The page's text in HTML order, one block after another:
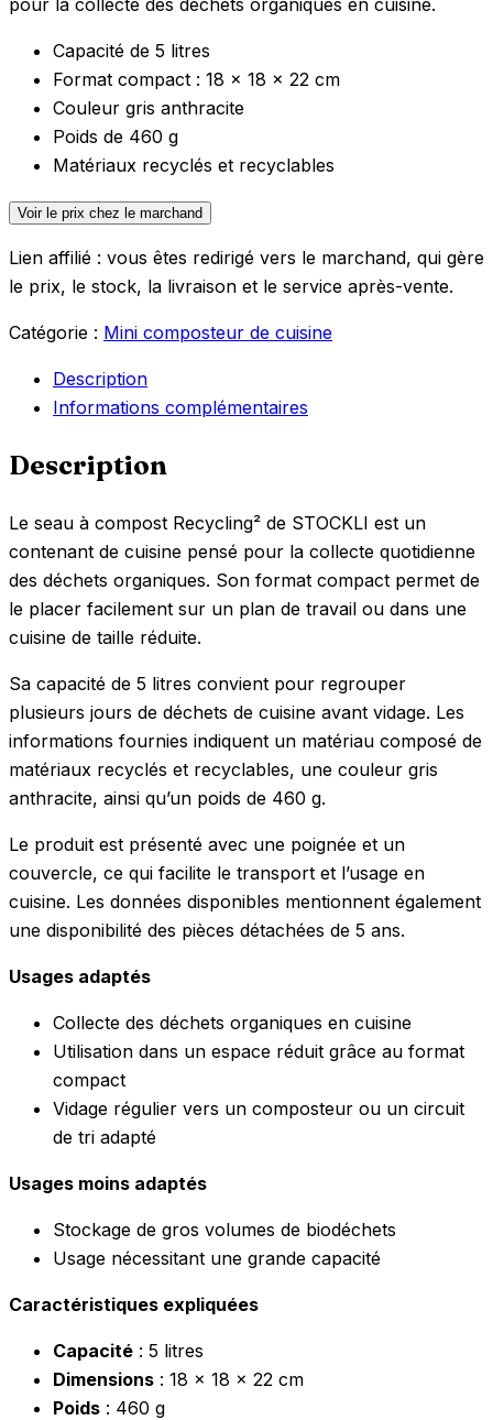
Capacité de 5 litres
Format compact : 18 x 18 x 22 cm
Couleur gris anthracite
Poids de 460 g
Matériaux recyclés et recyclables
Voir le prix chez le marchand
Lien affilié : vous êtes redirigé vers le marchand, qui gère
le prix, le stock, la livraison et le service après-vente.
Catégorie : Mini composteur de cuisine
Description
Informations complémentaires
Description
Le seau à compost Recycling² de STOCKLI est un
contenant de cuisine pensé pour la collecte quotidienne
des déchets organiques. Son format compact permet de
le placer facilement sur un plan de travail ou dans une
cuisine de taille réduite.
Sa capacité de 5 litres convient pour regrouper
plusieurs jours de déchets de cuisine avant vidage. Les
informations fournies indiquent un matériau composé de
matériaux recyclés et recyclables, une couleur gris
anthracite, ainsi qu’un poids de 460 g.
Le produit est présenté avec une poignée et un
couvercle, ce qui facilite le transport et l’usage en
cuisine. Les données disponibles mentionnent également
une disponibilité des pièces détachées de 5 ans.
Usages adaptés
Collecte des déchets organiques en cuisine
Utilisation dans un espace réduit grâce au format
compact
Vidage régulier vers un composteur ou un circuit
de tri adapté
Usages moins adaptés
Stockage de gros volumes de biodéchets
Usage nécessitant une grande capacité
Caractéristiques expliquées
Capacité : 5 litres
Dimensions : 18 x 18 x 22 cm
Poids : 460 g